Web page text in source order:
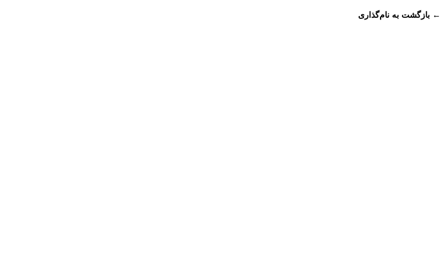
← بازگشت به نام‌گذاری